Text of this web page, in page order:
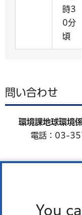
You
時3
0分
頃
問い合わせ
環境課地球環境
電話：03-
情報」ト